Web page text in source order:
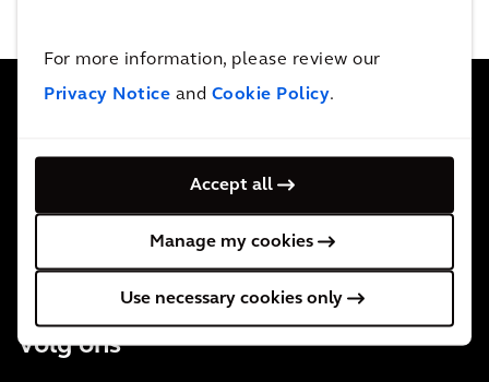
For more information, please review our
Privacy Notice and Cookie Policy.
Accept all
Manage my cookies
Use necessary cookies only
Wij zijn 34.000 mensen, actief in meer dan 30 landen. Wij
ondersteunen onze klanten overal waar zij ons nodig
Neem contact met ons op
Volg ons